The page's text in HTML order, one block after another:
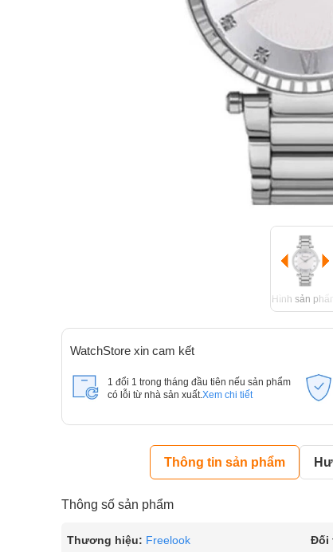
Hình sản
WatchStore xin cam kết
1 đổi 1 trong tháng đầu tiên nếu sản phẩm
có lỗi từ nhà sản xuất. Xem chi tiết
Thông tin sản phẩm
Thông số sản phẩm
Thương hiệu: Freelook Đối